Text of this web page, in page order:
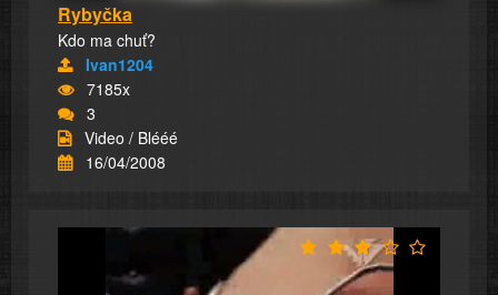
Rybyčka
Kdo ma chuť?
Ivan1204
7185x
3
Video / Blééé
16/04/2008